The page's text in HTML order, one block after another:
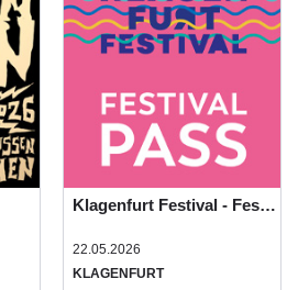
Klagenfurt Festival - Festivalpass
22.05.2026
KLAGENFURT